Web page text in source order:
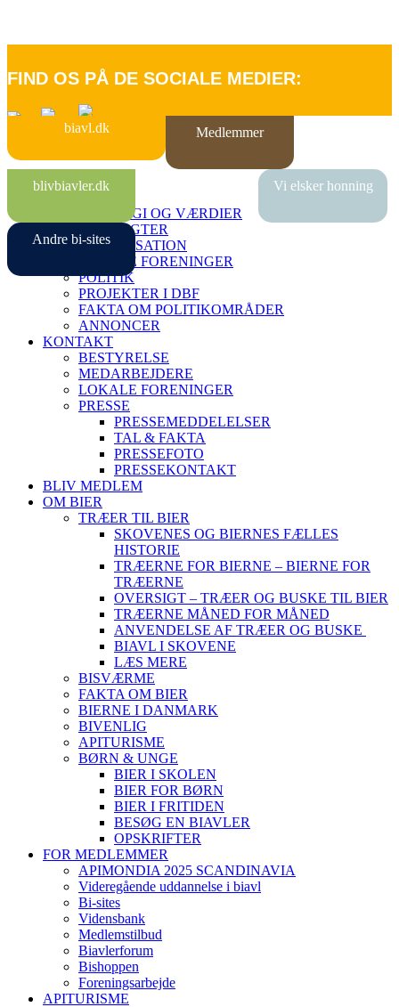
FIND OS PÅ DE SOCIALE MEDIER:
biavl.dk Medlemmer
blivbiavler.dk Vi elsker honning
Andre bi-sites
FORSIDE
STRATEGI OG VÆRDIER
VEDTÆGTER
ORGANISATION
LOKALE FORENINGER
POLITIK
PROJEKTER I DBF
FAKTA OM POLITIKOMRÅDER
ANNONCER
KONTAKT
BESTYRELSE
MEDARBEJDERE
LOKALE FORENINGER
PRESSE
PRESSEMEDDELELSER
TAL & FAKTA
PRESSEFOTO
PRESSEKONTAKT
BLIV MEDLEM
OM BIER
TRÆER TIL BIER
SKOVENES OG BIERNES FÆLLES
HISTORIE
TRÆERNE FOR BIERNE – BIERNE FOR
TRÆERNE
OVERSIGT – TRÆER OG BUSKE TIL BIER
TRÆERNE MÅNED FOR MÅNED
ANVENDELSE AF TRÆER OG BUSKE
BIAVL I SKOVENE
LÆS MERE
BISVÆRME
FAKTA OM BIER
BIERNE I DANMARK
BIVENLIG
APITURISME
BØRN & UNGE
BIER I SKOLEN
BIER FOR BØRN
BIER I FRITIDEN
BESØG EN BIAVLER
OPSKRIFTER
FOR MEDLEMMER
APIMONDIA 2025 SCANDINAVIA
Videregående uddannelse i biavl
Bi-sites
Vidensbank
Medlemstilbud
Biavlerforum
Bishoppen
Foreningsarbejde
APITURISME